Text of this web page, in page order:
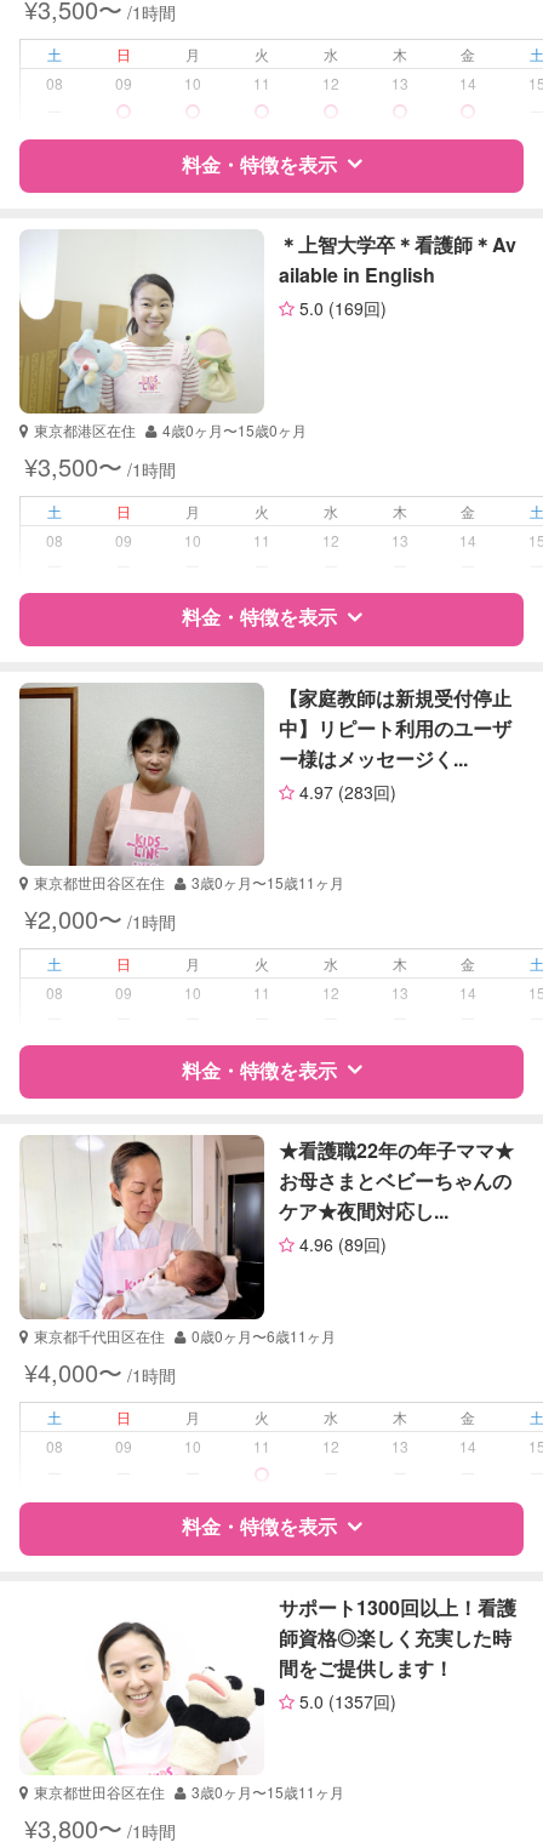
学校/塾の補習・宿題
対応科目
国語
英語
¥3,500〜 /1時間
土 日 月 火 水 木 金
08
09 10 11 12 13 14
料金・特徴を表示
特徴 料金 レビュー
サポートの特徴
資格 自治体届出済ベビーシッター
受験対策 小学校受験
学校/塾の補習・宿題
対応科目
国語
理科
社会
英語
＊上智大学卒＊看護師＊Av
ailable in English
5.0 (169回)
東京都港区在住 4歳0ヶ月〜15歳0ヶ月
¥3,500〜 /1時間
土 日 月 火 水 木 金
08
09 10 11 12 13 14
料金・特徴を表示
特徴 料金 レビュー
サポートの特徴
学校/塾の補習・宿題
小学生
国語
算数
英語
小論文
生物
英会話
英検
【家庭教師は新規受付停止
中】リピート利用のユーザ
ー様はメッセージく...
4.97 (283回)
東京都世田谷区在住 3歳0ヶ月〜15歳11ヶ月
¥2,000〜 /1時間
土 日 月 火 水 木 金
08
09 10 11 12 13 14
料金・特徴を表示
特徴 料金 レビュー
サポートの特徴
なし
受験対策 中学受験
学校/塾の補習・宿題
対応科目
国語
算数
社会
★看護職22年の年子ママ★
お母さまとベビーちゃんの
ケア★夜間対応し...
4.96 (89回)
東京都千代田区在住 0歳0ヶ月〜6歳11ヶ月
¥4,000〜 /1時間
土 日 月 火 水 木 金
08
09 10 11 12 13 14
料金・特徴を表示
サポートの特徴
資格
企業型割引対象(旧内閣府補助対象)
自治体届出済ベビーシッター
看護師
助産師
サポート1300回以上！看護
師資格◎楽しく充実した時
間をご提供します！
5.0 (1357回)
東京都世田谷区在住 3歳0ヶ月〜15歳11ヶ月
¥3,800〜 /1時間